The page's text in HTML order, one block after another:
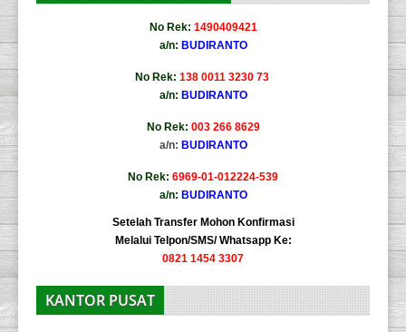
No Rek: 1490409421
a/n: BUDIRANTO
No Rek: 138 0011 3230 73
a/n: BUDIRANTO
No Rek: 003 266 8629
a/n: BUDIRANTO
No Rek: 6969-01-012224-539
a/n: BUDIRANTO
Setelah Transfer Mohon Konfirmasi
Melalui Telpon/SMS/ Whatsapp Ke:
0821 1454 3307
KANTOR PUSAT